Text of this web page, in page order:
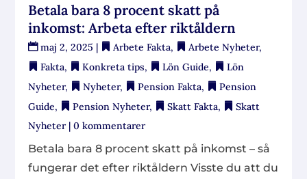
Betala bara 8 procent skatt på
inkomst: Arbeta efter riktåldern
maj 2, 2025 | Arbete Fakta, Arbete Nyheter,
Fakta, Konkreta tips, Lön Guide,
Lön
Nyheter, Nyheter, Pension Fakta,
Pension
Guide, Pension Nyheter, Skatt Fakta,
Skatt
Nyheter| 0 kommentarer
Betala bara 8 procent skatt på inkomst – så
fungerar det efter riktåldern Visste du att du